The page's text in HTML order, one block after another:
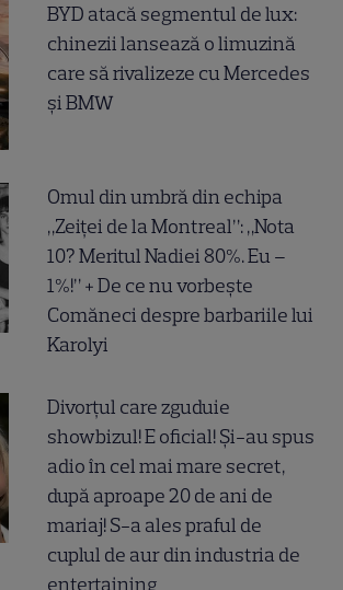
BYD atacă segmentul de lux:
chinezii lansează o limuzină
care să rivalizeze cu Mercedes
și BMW
Omul din umbră din echipa
„Zeiței de la Montreal”: „Nota
10? Meritul Nadiei 80%. Eu –
1%!” + De ce nu vorbește
Comăneci despre barbariile lui
Karolyi
Divorțul care zguduie
showbizul! E oficial! Și-au spus
adio în cel mai mare secret,
după aproape 20 de ani de
mariaj! S-a ales praful de
cuplul de aur din industria de
entertaining